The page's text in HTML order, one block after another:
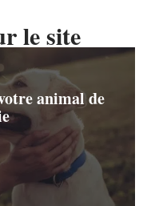
le site
animal de